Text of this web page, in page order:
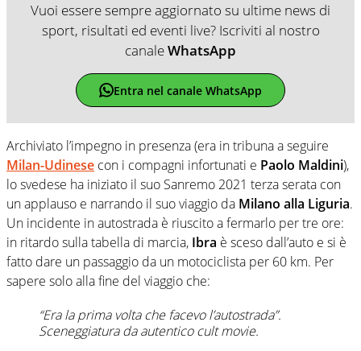
Vuoi essere sempre aggiornato su ultime news di
sport, risultati ed eventi live? Iscriviti al nostro
canaleWhatsApp
Entra nel canale WhatsApp
Archiviato l’impegno in presenza (era in tribuna a seguire
Milan-Udinese con i compagni infortunati e Paolo Maldini),
lo svedese ha iniziato il suo Sanremo 2021 terza serata con
un applauso e narrando il suo viaggio da Milano alla Liguria.
Un incidente in autostrada è riuscito a fermarlo per tre ore:
in ritardo sulla tabella di marcia, Ibra è sceso dall’auto e si è
fatto dare un passaggio da un motociclista per 60 km. Per
sapere solo alla fine del viaggio che:
“Era la prima volta che facevo l’autostrada”.
Sceneggiatura da autentico cult movie.